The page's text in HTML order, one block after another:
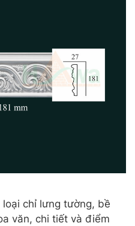
loại chỉ lưng tường, bề
văn, chi tiết và điểm